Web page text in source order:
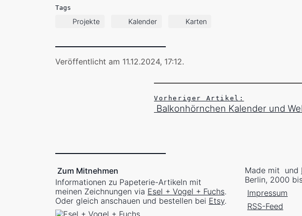
Tags
Projekte Kalender Karten
Veröffentlicht am 11.12.2024, 17:12.
Vorheriger Artikel:
Balkonhörnchen Kalender und
Zum Mitnehmen
Informationen zu Papeterie-Artikeln mit
meinen Zeichnungen via Esel + Vogel + Fuchs.
Oder gleich anschauen und bestellen bei Etsy.
Made mit und
Berlin, 2000
Impressum
RSS-Feed